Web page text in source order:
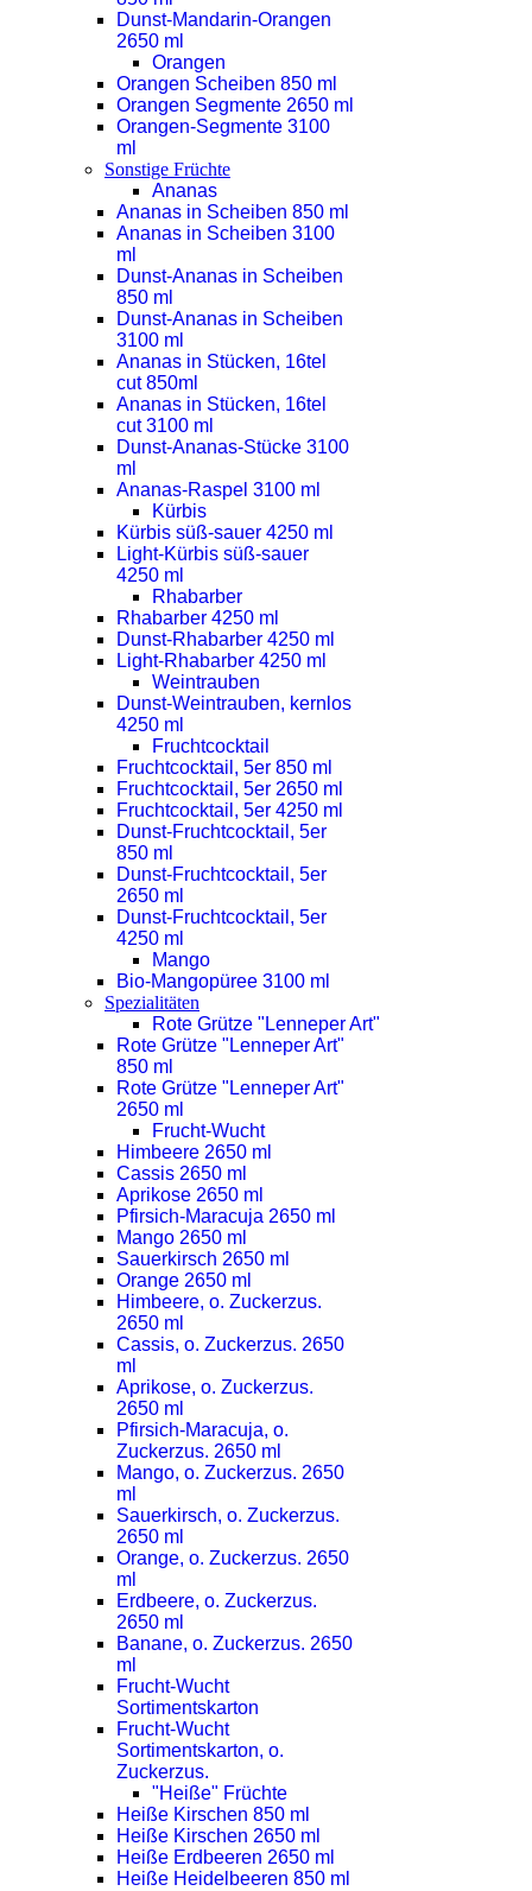
Dunst-Mandarin-Orangen
2650 ml
Orangen
Orangen Scheiben 850 ml
Orangen Segmente 2650 ml
Orangen-Segmente 3100
ml
Sonstige Früchte
Ananas
Ananas in Scheiben 850 ml
Ananas in Scheiben 3100
ml
Dunst-Ananas in Scheiben
850 ml
Dunst-Ananas in Scheiben
3100 ml
Ananas in Stücken, 16tel
cut 850ml
Ananas in Stücken, 16tel
cut 3100 ml
Dunst-Ananas-Stücke 3100
ml
Ananas-Raspel 3100 ml
Kürbis
Kürbis süß-sauer 4250 ml
Light-Kürbis süß-sauer
4250 ml
Rhabarber
Rhabarber 4250 ml
Dunst-Rhabarber 4250 ml
Light-Rhabarber 4250 ml
Weintrauben
Dunst-Weintrauben, kernlos
4250 ml
Fruchtcocktail
Fruchtcocktail, 5er 850 ml
Fruchtcocktail, 5er 2650 ml
Fruchtcocktail, 5er 4250 ml
Dunst-Fruchtcocktail, 5er
850 ml
Dunst-Fruchtcocktail, 5er
2650 ml
Dunst-Fruchtcocktail, 5er
4250 ml
Mango
Bio-Mangopüree 3100 ml
Spezialitäten
Rote Grütze "Lenneper Art"
Rote Grütze "Lenneper Art"
850 ml
Rote Grütze "Lenneper Art"
2650 ml
Frucht-Wucht
Himbeere 2650 ml
Cassis 2650 ml
Aprikose 2650 ml
Pfirsich-Maracuja 2650 ml
Mango 2650 ml
Sauerkirsch 2650 ml
Orange 2650 ml
Himbeere, o. Zuckerzus.
2650 ml
Cassis, o. Zuckerzus. 2650
ml
Aprikose, o. Zuckerzus.
2650 ml
Pfirsich-Maracuja, o.
Zuckerzus. 2650 ml
Mango, o. Zuckerzus. 2650
ml
Sauerkirsch, o. Zuckerzus.
2650 ml
Orange, o. Zuckerzus. 2650
ml
Erdbeere, o. Zuckerzus.
2650 ml
Banane, o. Zuckerzus. 2650
ml
Frucht-Wucht
Sortimentskarton
Frucht-Wucht
Sortimentskarton, o.
Zuckerzus.
"Heiße" Früchte
Heiße Kirschen 850 ml
Heiße Kirschen 2650 ml
Heiße Erdbeeren 2650 ml
Heiße Heidelbeeren 850 ml